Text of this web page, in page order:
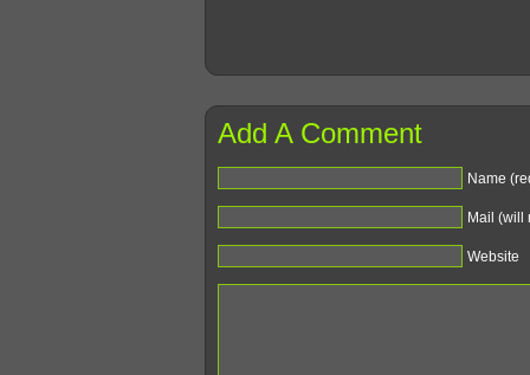
Add A Comment
Name
Mail (will
Website